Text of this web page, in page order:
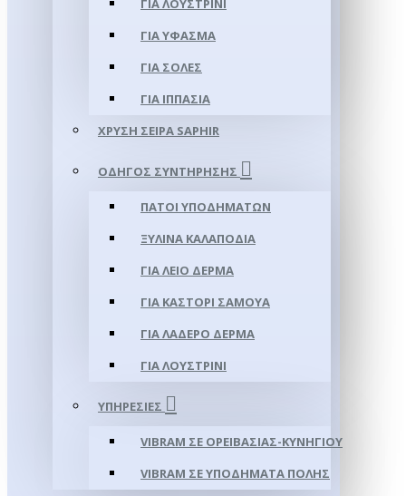
ΓΙΑ ΛΟΥΣΤΡΊΝΙ
ΓΙΑ ΥΦΑΣΜΑ
ΓΙΑ ΣΌΛΕΣ
ΓΙΑ ΙΠΠΑΣΊΑ
ΧΡΥΣΉ ΣΕΙΡΆ SAPHIR
ΟΔΗΓΌΣ ΣΥΝΤΉΡΗΣΗΣ
ΠΆΤΟΙ ΥΠΟΔΗΜΆΤΩΝ
ΞΎΛΙΝΑ ΚΑΛΑΠΌΔΙΑ
ΓΙΑ ΛΕΊΟ ΔΈΡΜΑ
ΓΙΑ ΚΑΣΤΌΡΙ ΣΑΜΟΎΑ
ΓΙΑ ΛΑΔΕΡΌ ΔΈΡΜΑ
ΓΙΑ ΛΟΥΣΤΡΊΝΙ
ΥΠΗΡΕΣΊΕΣ
VIBRAM ΣΕ ΟΡΕΙΒΑΣΊΑΣ-ΚΥΝΗΓΊΟΥ
VIBRAM ΣΕ ΥΠΟΔΉΜΑΤΑ ΠΌΛΗΣ